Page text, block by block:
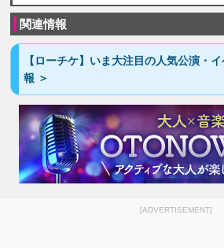
関連情報
【ローチケ】いま大注目の人気公演・
報 ＞
[ADVERTISEMENT]